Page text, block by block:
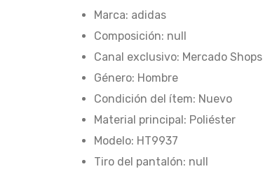
Marca: adidas
Composición: null
Canal exclusivo: Mercado Shops
Género: Hombre
Condición del ítem: Nuevo
Material principal: Poliéster
Modelo: HT9937
Tiro del pantalón: null